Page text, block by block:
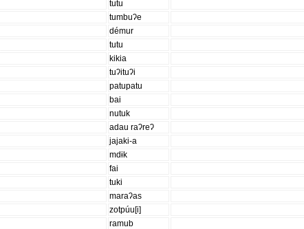
tutu
tumbuʔe
démur
tutu
kikia
tuʔituʔi
patupatu
bai
nutuk
adau raʔreʔ
jajaki-a
mdɨk
fai
tuki
maraʔas
zotpúu[i]
ramub